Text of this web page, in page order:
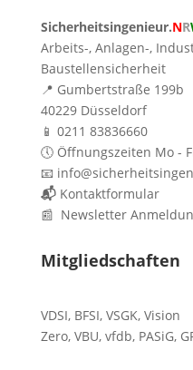
Sicherheitsingenieur.NR
Arbeits-, Anlagen-,
Baustellensicherheit
📍 Gumbertstraße 199b
40229 Düsseldorf
📱 0211 83836660
🕔 Öffnungszeiten Mo -
📧
📬 Kontaktformular
📰 Newsletter
Mitgliedschaften
VDSI, BFSI, VSGK, Vision
Zero, VBU, vfdb, PASiG,